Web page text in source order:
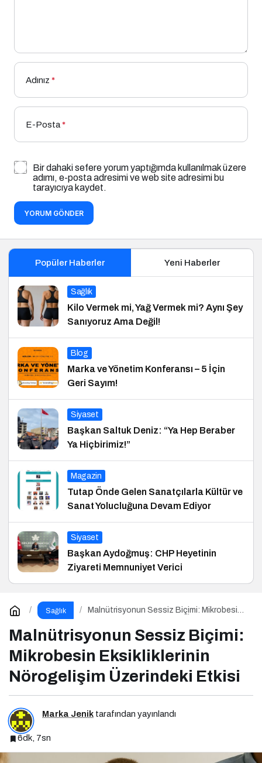
Adınız *
E-Posta*
Bir dahaki sefere yorum yaptığımda kullanılmak üzere
adımı, e-posta adresimi ve web site adresimi bu
tarayıcıya kaydet.
YORUM GÖNDER
Popüler Haberler Yeni Haberler
Sağlık
Kilo Vermek mi, Yağ Vermek mi? Aynı Şey
Sanıyoruz Ama Değil!
Blog
Marka ve Yönetim Konferansı – 5 İçin
Geri Sayım!
Siyaset
Başkan Saltuk Deniz: “Ya Hep Beraber
Ya Hiçbirimiz!”
Magazin
Tutap Önde Gelen Sanatçılarla Kültür ve
Sanat Yolucluğuna Devam Ediyor
Siyaset
Başkan Aydoğmuş: CHP Heyetinin
Ziyareti Memnuniyet Verici
Sağlık
Malnütrisyonun Sessiz Biçimi: Mikrobesin
Malnütrisyonun Sessiz Biçimi:
Mikrobesin Eksikliklerinin
Nörogelişim Üzerindeki Etkisi
Marka Jenik tarafından yayınlandı
6dk, 7sn